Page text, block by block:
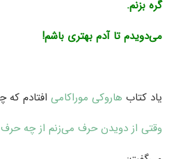
گره بزنم.
می‌دویدم تا آدم بهتری باشم!
یاد کتاب هاروکی موراکامی افتادم
وقتی از دویدن حرف می‌زنم از چه